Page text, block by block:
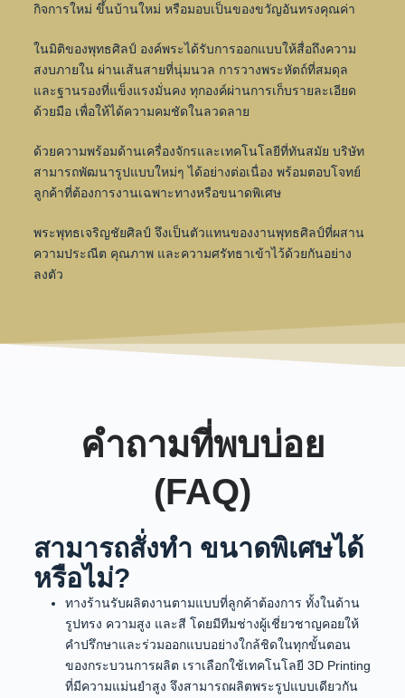
กิจการใหม่ ขึ้นบ้านใหม่ หรือมอบเป็นของขวัญอันทรงคุณค่า
ในมิติของพุทธศิลป์ องค์พระได้รับการออกแบบให้สื่อถึงความ
สงบภายใน ผ่านเส้นสายที่นุ่มนวล การวางพระหัตถ์ที่สมดุล
และฐานรองที่แข็งแรงมั่นคง ทุกองค์ผ่านการเก็บรายละเอียด
ด้วยมือ เพื่อให้ได้ความคมชัดในลวดลาย
ด้วยความพร้อมด้านเครื่องจักรและเทคโนโลยีที่ทันสมัย บริษัท
สามารถพัฒนารูปแบบใหม่ๆ ได้อย่างต่อเนื่อง พร้อมตอบโจทย์
ลูกค้าที่ต้องการงานเฉพาะทางหรือขนาดพิเศษ
พระพุทธเจริญชัยศิลป์ จึงเป็นตัวแทนของงานพุทธศิลป์ที่ผสาน
ความประณีต คุณภาพ และความศรัทธาเข้าไว้ด้วยกันอย่าง
ลงตัว
คำถามที่พบบ่อย
(FAQ)
สามารถสั่งทำ ขนาดพิเศษได้
หรือไม่?
ทางร้านรับผลิตงานตามแบบที่ลูกค้าต้องการ ทั้งในด้าน
รูปทรง ความสูง และสี โดยมีทีมช่างผู้เชี่ยวชาญคอยให้
คำปรึกษาและร่วมออกแบบอย่างใกล้ชิดในทุกขั้นตอน
ของกระบวนการผลิต เราเลือกใช้เทคโนโลยี 3D Printing
ที่มีความแม่นยำสูง จึงสามารถผลิตพระรูปแบบเดียวกัน